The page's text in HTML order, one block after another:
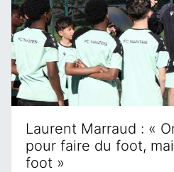
Laurent Marraud : «
pour faire du foot,
foot »